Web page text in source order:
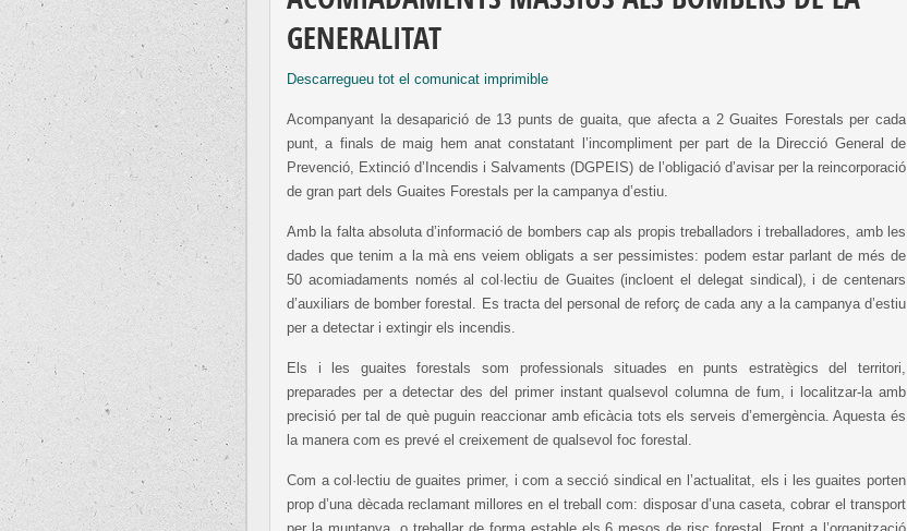
GENERALITAT
Descarregueu tot el comunicat imprimible
Acompanyant la desaparició de 13 punts de guaita, que afecta a 2 Guaites Forestals per cada
punt, a finals de maig hem anat constatant l’incompliment per part de la Direcció General de
Prevenció, Extinció d’Incendis i Salvaments (DGPEIS) de l’obligació d’avisar per la reincorporació
de gran part dels Guaites Forestals per la campanya d’estiu.
Amb la falta absoluta d’informació de bombers cap als propis treballadors i treballadores, amb les
dades que tenim a la mà ens veiem obligats a ser pessimistes: podem estar parlant de més de
50 acomiadaments només al col·lectiu de Guaites (incloent el delegat sindical), i de centenars
d’auxiliars de bomber forestal. Es tracta del personal de reforç de cada any a la campanya d’estiu
per a detectar i extingir els incendis.
Els i les guaites forestals som professionals situades en punts estratègics del territori,
preparades per a detectar des del primer instant qualsevol columna de fum, i localitzar-la amb
precisió per tal de què puguin reaccionar amb eficàcia tots els serveis d’emergència. Aquesta és
la manera com es prevé el creixement de qualsevol foc forestal.
Com a col·lectiu de guaites primer, i com a secció sindical en l’actualitat, els i les guaites porten
prop d’una dècada reclamant millores en el treball com: disposar d’una caseta, cobrar el transport